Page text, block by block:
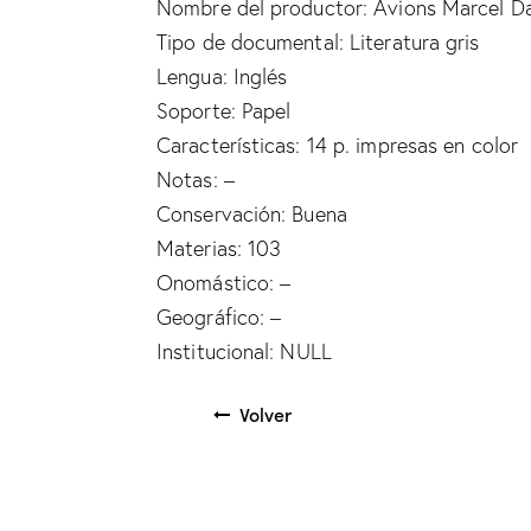
Nombre del productor: Avions Marcel
Tipo de documental: Literatura gris
Lengua: Inglés
Soporte: Papel
Características: 14 p. impresas en color
Notas: –
Conservación: Buena
Materias: 103
Onomástico: –
Geográfico: –
Institucional: NULL
Volver